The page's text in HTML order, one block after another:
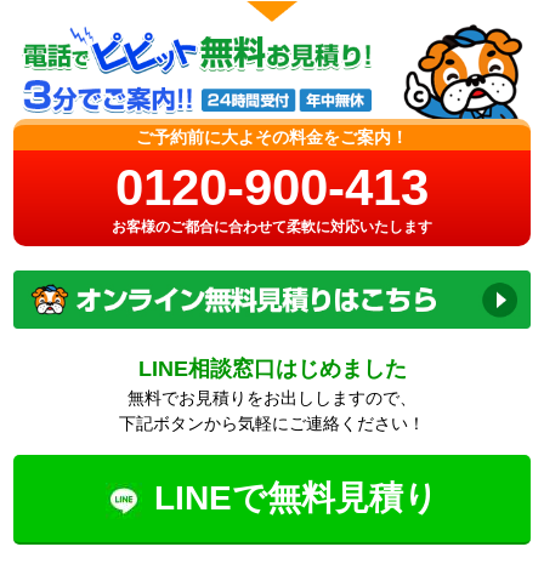
ご予約前に大よその料金をご案内！
0120-900-413
お客様のご都合に合わせて柔軟に対応いたします
LINE相談窓口はじめました
無料でお見積りをお出ししますので、
下記ボタンから気軽にご連絡ください！
LINEで無料見積り